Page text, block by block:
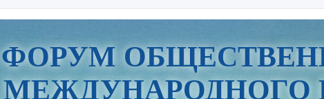
ФОРУМ
МЕЖДУНАРОДНОГО